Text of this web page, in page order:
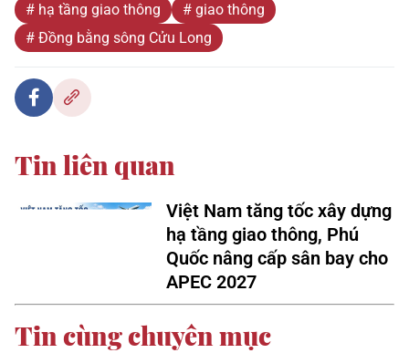
# hạ tầng giao thông
# giao thông
# Đồng bằng sông Cửu Long
Tin liên quan
Việt Nam tăng tốc xây dựng
hạ tầng giao thông, Phú
Quốc nâng cấp sân bay cho
APEC 2027
Tin cùng chuyên mục